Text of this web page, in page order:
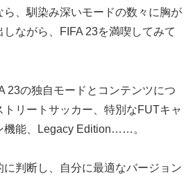
、馴染み深いモードの数々に胸が
ながら、FIFA 23を満喫してみて
23の独自モードとコンテンツにつ
リートサッカー、特別なFUTキャ
機能、Legacy Edition……。
に判断し、自分に最適なバージョン